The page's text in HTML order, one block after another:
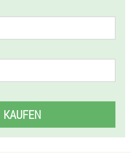
KAUFEN